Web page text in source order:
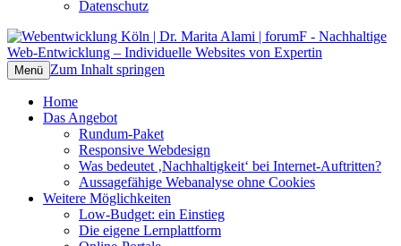
Datenschutz
Webentwicklung Köln | Dr. Marita Alami |
forumF
Nachhaltige Web-Entwicklung –
Individuelle Websites von Expertin
Menü Zum Inhalt springen
Home
Das Angebot
Rundum-Paket
Responsive Webdesign
Was bedeutet ‚Nachhaltigkeit‘ bei Internet-Auftritten?
Aussagefähige Webanalyse ohne Cookies
Weitere Möglichkeiten
Low-Budget: ein Einstieg
Die eigene Lernplattform